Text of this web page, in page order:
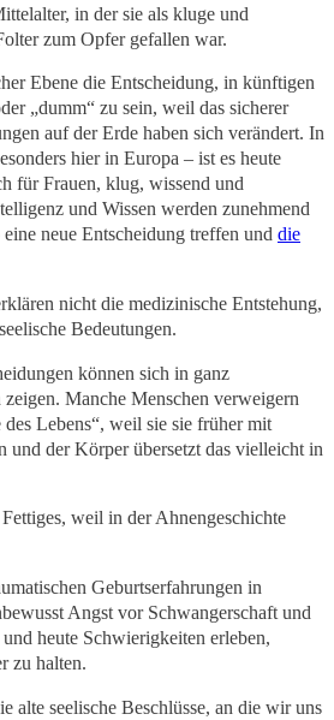
in der sie als kluge und
zum Opfer gefallen war.
Ebene die Entscheidung, in künftigen
„dumm“ zu sein, weil das sicherer
auf der Erde haben sich verändert. In
hier in Europa – ist es heute
für Frauen, klug, wissend und
und Wissen werden zunehmend
neue Entscheidung treffen und die
nicht die medizinische Entstehung,
Bedeutungen.
können sich in ganz
Manche Menschen verweigern
des Lebens“, weil sie sie früher mit
und der Körper übersetzt das vielleicht in
weil in der Ahnengeschichte
Geburtserfahrungen in
Angst vor Schwangerschaft und
heute Schwierigkeiten erleben,
zu halten.
alte seelische Beschlüsse, an die wir uns